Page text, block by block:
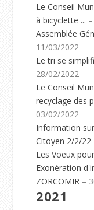
Le Conseil
à bicyclette ...
Assemblée
11/03/2022
Le tri se
28/02/2022
Le Conseil
recyclage des
03/02/2022
Information
Citoyen 2/2/22
Les Voeux
Exonération
ZORCOMIR –
2021